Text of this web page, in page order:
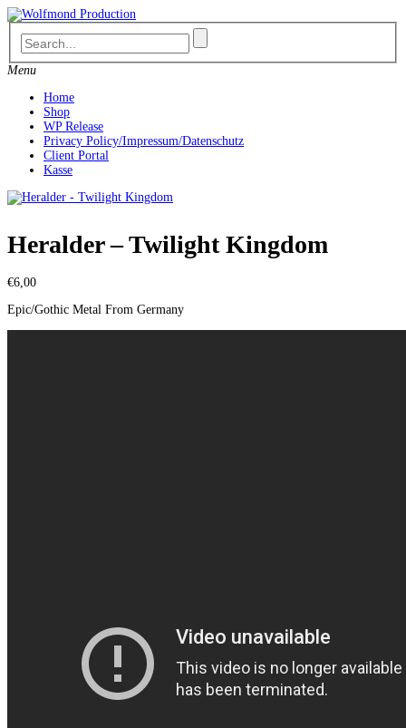
Skip
to
content
Menu
Home
Shop
WP Release
Privacy Policy/Impressum/Datenschutz
Client Portal
Kasse
Heralder – Twilight Kingdom
€6,00
Epic/Gothic Metal From Germany